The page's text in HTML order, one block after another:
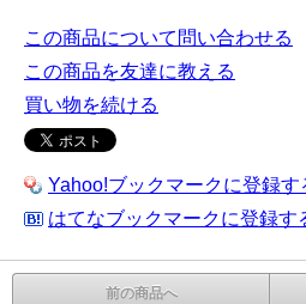
この商品について問い合わせる
この商品を友達に教える
買い物を続ける
Yahoo!ブックマークに登録す
はてなブックマークに登録す
前の商品へ